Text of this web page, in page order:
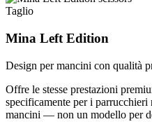
Taglio
Mina Left Edition
Design per mancini con qualità
Offre le stesse prestazioni
specificamente per i
mancini — non un modello per